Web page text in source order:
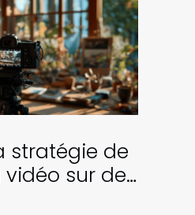
stratégie de
sur des